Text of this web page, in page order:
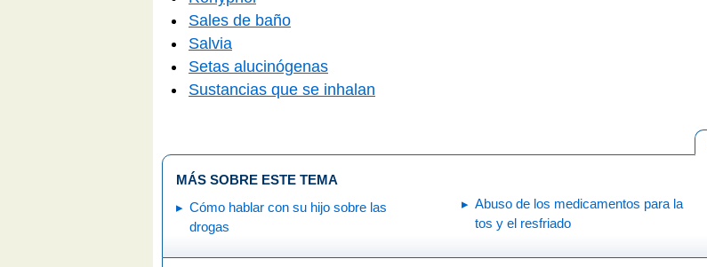
Sales de baño
Salvia
Setas alucinógenas
Sustancias que se inhalan
MÁS SOBRE ESTE TEMA
Cómo hablar con su hijo sobre las
drogas
Abuso de los medicamentos para la
tos y el resfriado